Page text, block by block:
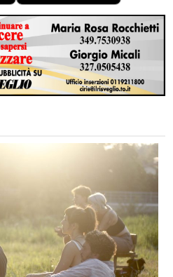
QUESTO AUTORE